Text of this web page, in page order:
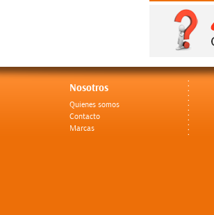
Nosotros
Quienes somos
Contacto
Marcas